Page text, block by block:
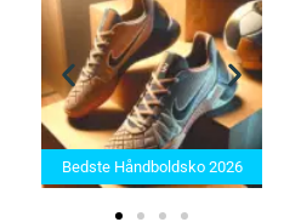
Bedste Håndboldsko 2026